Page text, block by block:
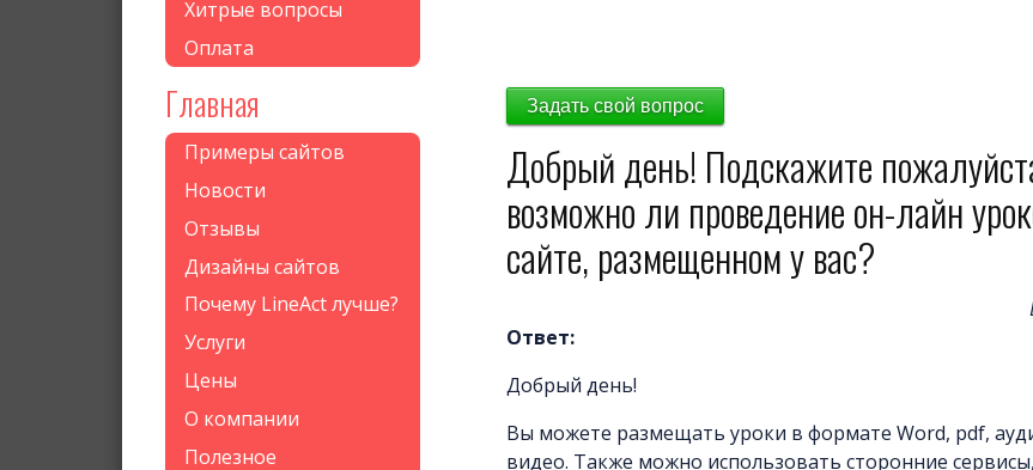
Хитрые вопросы
Оплата
Главная
Примеры сайтов
Новости
Отзывы
Дизайны сайтов
Почему LineAct лучше?
Услуги
Цены
О компании
Полезное
Задать свой вопрос
Добрый день! Подскажите
возможно ли проведение он-лайн
сайте, размещенном у вас?
Ответ:
Добрый день!
Вы можете размещать уроки в формате Word, pdf,
видео. Также можно использовать сторонние